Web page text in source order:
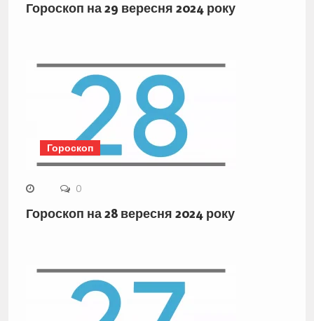
Гороскоп на 29 вересня 2024 року
Гороскоп
0
Гороскоп на 28 вересня 2024 року